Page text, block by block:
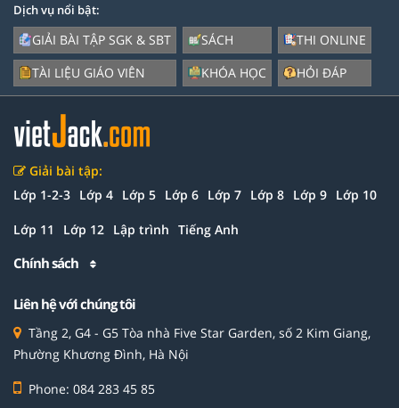
Dịch vụ nổi bật:
GIẢI BÀI TẬP SGK & SBT
TÀI LIỆU GIÁO VIÊN
SÁCH
KHÓA HỌC
THI ONLINE
HỎI ĐÁP
Giải bài tập:
Lớp 1-2-3 Lớp 4 Lớp 5 Lớp 6 Lớp 7 Lớp 8 Lớp 9 Lớp 10
Lớp 11 Lớp 12 Lập trình Tiếng Anh
Chính sách
Liên hệ với chúng tôi
Tầng 2, G4 - G5 Tòa nhà Five Star Garden, số 2 Kim Giang,
Phường Khương Đình, Hà Nội
Phone: 084 283 45 85